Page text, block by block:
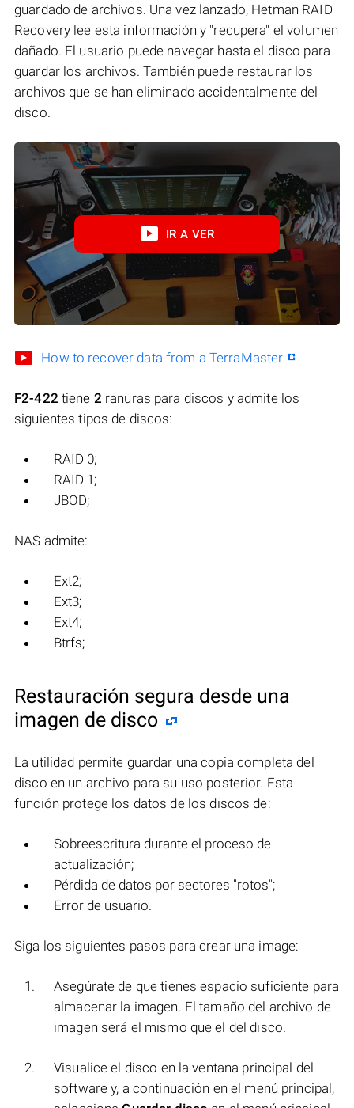
guardado de archivos. Una vez lanzado, Hetman RAID
Recovery lee esta información y "recupera" el volumen
dañado. El usuario puede navegar hasta el disco para
guardar los archivos. También puede restaurar los
archivos que se han eliminado accidentalmente del
disco.
IR A VER
How to recover data from a TerraMaster
F2-422 tiene 2 ranuras para discos y admite los
siguientes tipos de discos:
RAID 0;
RAID 1;
JBOD;
NAS admite:
Ext2;
Ext3;
Ext4;
Btrfs;
Restauración segura desde una
imagen de disco
La utilidad permite guardar una copia completa del
disco en un archivo para su uso posterior. Esta
función protege los datos de los discos de:
Sobreescritura durante el proceso de
actualización;
Pérdida de datos por sectores "rotos";
Error de usuario.
Siga los siguientes pasos para crear una image:
Asegúrate de que tienes espacio suficiente para
almacenar la imagen. El tamaño del archivo de
imagen será el mismo que el del disco.
Visualice el disco en la ventana principal del
software y, a continuación en el menú principal,